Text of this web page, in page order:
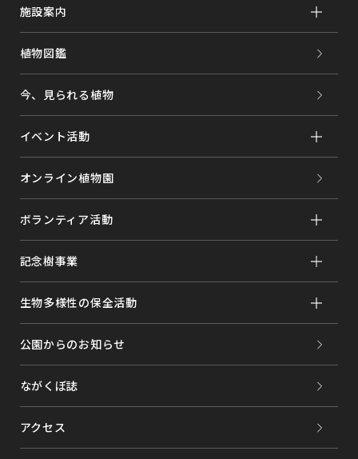
施設案内
植物図鑑
今、見られる植物
イベント活動
オンライン植物園
ボランティア活動
記念樹事業
生物多様性の保全活動
公園からのお知らせ
ながくぼ誌
アクセス